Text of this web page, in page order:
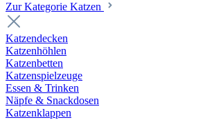
Zur Kategorie Katzen
Katzendecken
Katzenhöhlen
Katzenbetten
Katzenspielzeuge
Essen & Trinken
Näpfe & Snackdosen
Katzenklappen